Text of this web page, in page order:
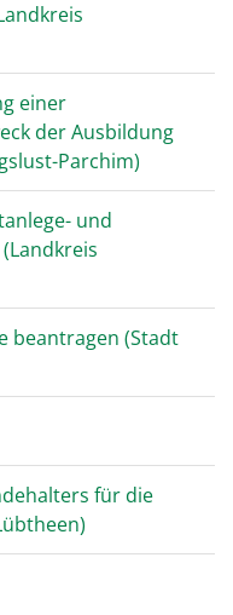
einer
der Ausbildung
Parchim)
und
beantragen (Stadt
für die